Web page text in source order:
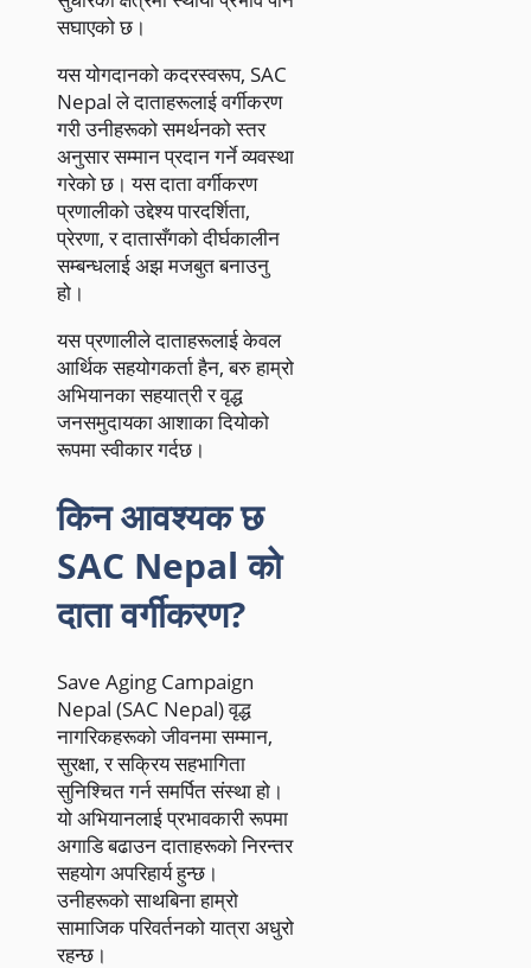
सघाएको छ।
यस योगदानको कदरस्वरूप, SAC
Nepal ले दाताहरूलाई वर्गीकरण
गरी उनीहरूको समर्थनको स्तर
अनुसार सम्मान प्रदान गर्ने व्यवस्था
गरेको छ। यस दाता वर्गीकरण
प्रणालीको उद्देश्य पारदर्शिता,
प्रेरणा, र दातासँगको दीर्घकालीन
सम्बन्धलाई अझ मजबुत बनाउनु
हो।
यस प्रणालीले दाताहरूलाई केवल
आर्थिक सहयोगकर्ता हैन, बरु हाम्रो
अभियानका सहयात्री र वृद्ध
जनसमुदायका आशाका दियोको
रूपमा स्वीकार गर्दछ।
किन आवश्यक छ
SAC Nepal को
दाता वर्गीकरण?
Save Aging Campaign
Nepal (SAC Nepal) वृद्ध
नागरिकहरूको जीवनमा सम्मान,
सुरक्षा, र सक्रिय सहभागिता
सुनिश्चित गर्न समर्पित संस्था हो।
यो अभियानलाई प्रभावकारी रूपमा
अगाडि बढाउन दाताहरूको निरन्तर
सहयोग अपरिहार्य हुन्छ।
उनीहरूको साथबिना हाम्रो
सामाजिक परिवर्तनको यात्रा अधुरो
रहन्छ।